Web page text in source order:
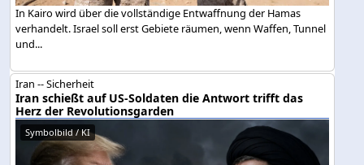
In Kairo wird über die vollständige Entwaffnung der Hamas
verhandelt. Israel soll erst Gebiete räumen, wenn Waffen, Tunnel
und...
Iran -- Sicherheit
Iran schießt auf US-Soldaten die Antwort trifft das
Herz der Revolutionsgarden
Symbolbild / KI